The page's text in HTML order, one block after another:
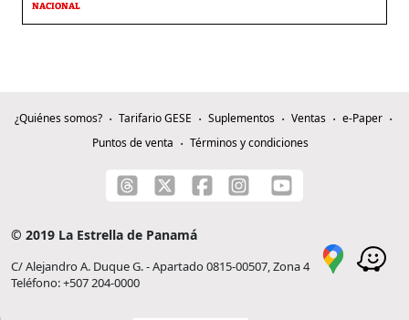
NACIONAL
¿Quiénes somos? Tarifario GESE Suplementos Ventas
e-Paper
Puntos de venta
Términos y condiciones
© 2019 La Estrella de Panamá
C/ Alejandro A. Duque G. - Apartado 0815-00507, Zona 4
Teléfono: +507 204-0000